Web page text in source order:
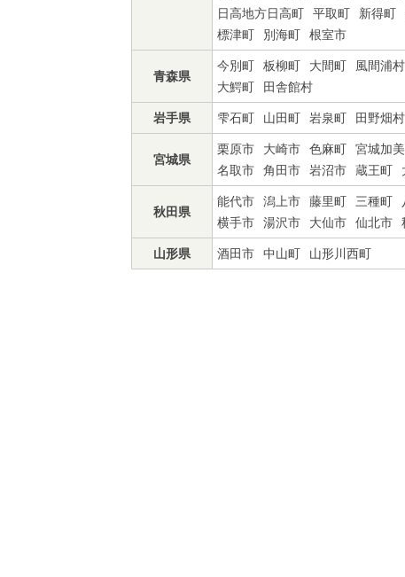
日高地方日高町
平取町 新得町
標津町
別海町 根室市
青森県
今別町 板柳町 大間町 風間浦村
大鰐町
田舎館村
岩手県 雫石町 山田町 岩泉町 田野畑村
宮城県
栗原市 大崎市 色麻町 宮城加
名取市
角田市 岩沼市 蔵王町
秋田県
能代市 潟上市 藤里町 三種町
横手市
湯沢市 大仙市 仙北市
山形県 酒田市 中山町 山形川西町